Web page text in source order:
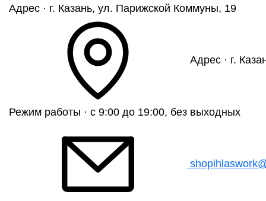
Адрес · г. Казань, ул. Парижской Коммуны, 19
Адрес · г.
Режим работы · с 9:00 до 19:00, без выходных